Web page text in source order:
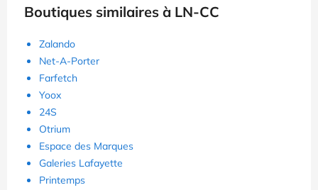
Boutiques similaires à LN-CC
Zalando
Net-A-Porter
Farfetch
Yoox
24S
Otrium
Espace des Marques
Galeries Lafayette
Printemps